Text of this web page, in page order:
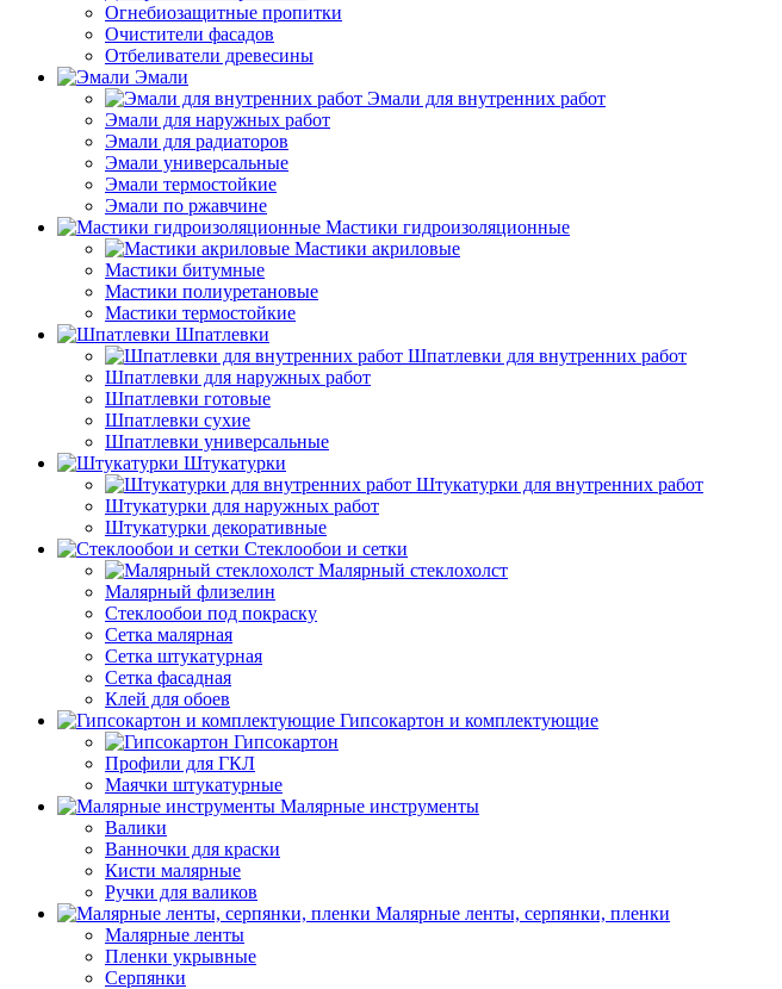
Огнебиозащитные пропитки
Очистители фасадов
Отбеливатели древесины
Эмали
Эмали для внутренних работ
Эмали для наружных работ
Эмали для радиаторов
Эмали универсальные
Эмали термостойкие
Эмали по ржавчине
Мастики гидроизоляционные
Мастики акриловые
Мастики битумные
Мастики полиуретановые
Мастики термостойкие
Шпатлевки
Шпатлевки для внутренних работ
Шпатлевки для наружных работ
Шпатлевки готовые
Шпатлевки сухие
Шпатлевки универсальные
Штукатурки
Штукатурки для внутренних работ
Штукатурки для наружных работ
Штукатурки декоративные
Стеклообои и сетки
Малярный стеклохолст
Малярный флизелин
Стеклообои под покраску
Сетка малярная
Сетка штукатурная
Сетка фасадная
Клей для обоев
Гипсокартон и комплектующие
Гипсокартон
Профили для ГКЛ
Маячки штукатурные
Малярные инструменты
Валики
Ванночки для краски
Кисти малярные
Ручки для валиков
Малярные ленты, серпянки, пленки
Малярные ленты
Пленки укрывные
Серпянки